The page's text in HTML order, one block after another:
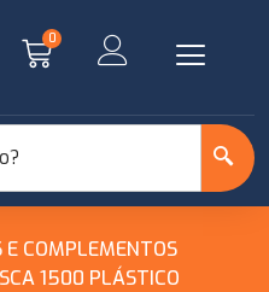
0
E COMPLEMENTOS
1500 PLÁSTICO